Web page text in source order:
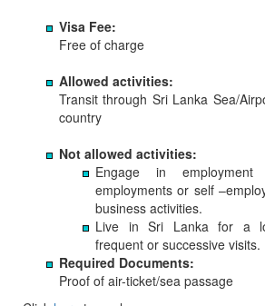
Visa Fee:
Free of charge
Allowed activities:
Transit through Sri Lanka Sea/
country
Not allowed activities:
Engage in
employments or self
business activities.
Live in Sri Lanka for a
frequent or successive visits.
Required Documents:
Proof of air-ticket/sea passage